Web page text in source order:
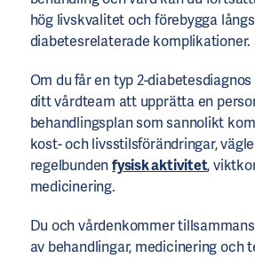
hög livskvalitet och förebygga
diabetesrelaterade komplikationer.
Om du får en typ 2-
ditt vårdteam att upprätta en
behandlingsplan som sannolikt
kost- och livsstilsförändringar,
regelbundenfysisk aktivitet,
medicinering.
Du och vårdenkommer
av behandlingar, medicinering och